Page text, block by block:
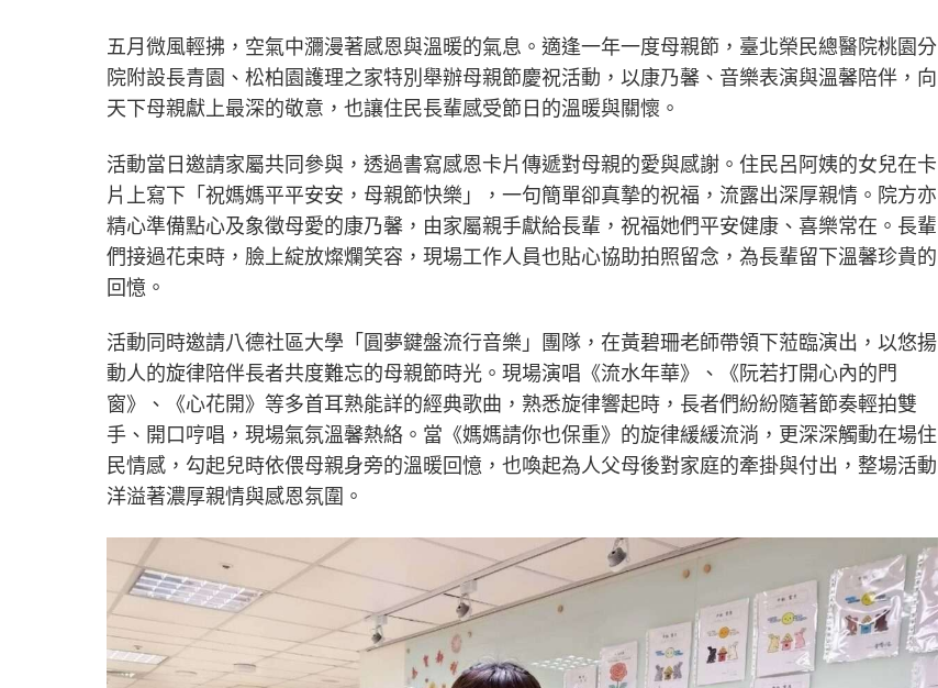
五月微風輕拂，空氣中瀰漫著感恩與溫暖的氣息。適逢一年一度母親節，臺北榮民總醫院桃園分
院附設長青園、松柏園護理之家特別舉辦母親節慶祝活動，以康乃馨、音樂表演與溫馨陪伴，向
天下母親獻上最深的敬意，也讓住民長輩感受節日的溫暖與關懷。
活動當日邀請家屬共同參與，透過書寫感恩卡片傳遞對母親的愛與感謝。住民呂阿姨的女兒在卡
片上寫下「祝媽媽平平安安，母親節快樂」，一句簡單卻真摯的祝福，流露出深厚親情。院方亦
精心準備點心及象徵母愛的康乃馨，由家屬親手獻給長輩，祝福她們平安健康、喜樂常在。長輩
們接過花束時，臉上綻放燦爛笑容，現場工作人員也貼心協助拍照留念，為長輩留下溫馨珍貴的
回憶。
活動同時邀請八德社區大學「圓夢鍵盤流行音樂」團隊，在黃碧珊老師帶領下蒞臨演出，以悠揚
動人的旋律陪伴長者共度難忘的母親節時光。現場演唱《流水年華》、《阮若打開心內的門
窗》、《心花開》等多首耳熟能詳的經典歌曲，熟悉旋律響起時，長者們紛紛隨著節奏輕拍雙
手、開口哼唱，現場氣氛溫馨熱絡。當《媽媽請你也保重》的旋律緩緩流淌，更深深觸動在場住
民情感，勾起兒時依偎母親身旁的溫暖回憶，也喚起為人父母後對家庭的牽掛與付出，整場活動
洋溢著濃厚親情與感恩氛圍。